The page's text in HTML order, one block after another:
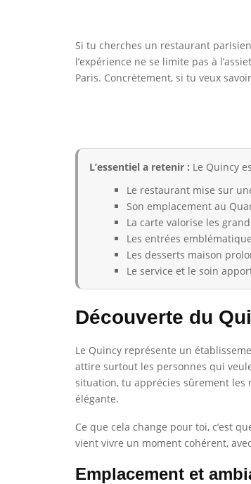
Si tu cherches un restaurant
l’expérience ne se limite pas à
Paris. Concrètement, si tu veux
L’essentiel a retenir : Le Quincy
Le restaurant mise sur
Son emplacement au
La carte valorise les
Les entrées
Les desserts maison
Le service et le soin
Découverte du
Le Quincy représente un
attire surtout les personnes qui
situation, tu apprécies sûrement les
élégante.
Ce que cela change pour toi, c’est
vient vivre un moment cohérent,
Emplacement et